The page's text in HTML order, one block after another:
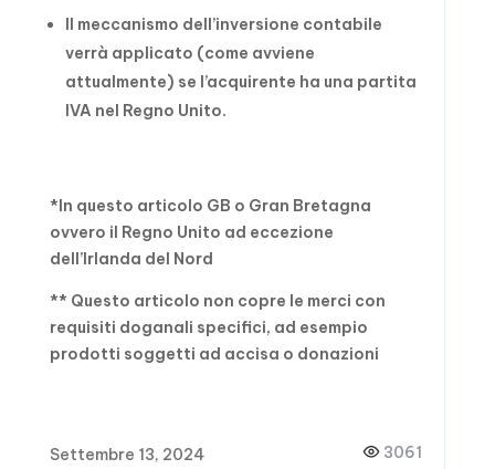
Il meccanismo dell’inversione contabile
verrà applicato (come avviene
attualmente) se l’acquirente ha una partita
IVA nel Regno Unito.
*In questo articolo GB o Gran Bretagna
ovvero il Regno Unito ad eccezione
dell’Irlanda del Nord
** Questo articolo non copre le merci con
requisiti doganali specifici, ad esempio
prodotti soggetti ad accisa o donazioni
Settembre 13, 2024 3061